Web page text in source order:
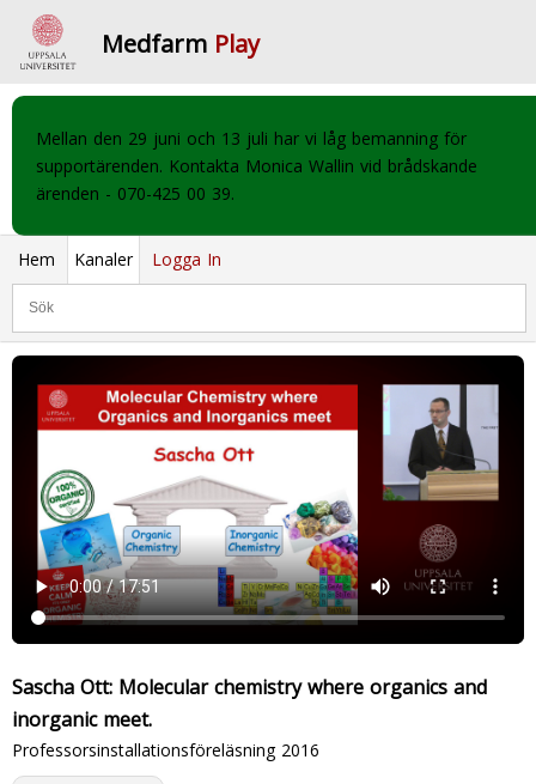
Medfarm Play
Mellan den 29 juni och 13 juli har vi låg bemanning för
supportärenden. Kontakta Monica Wallin vid brådskande
ärenden - 070-425 00 39.
Hem Kanaler Logga In
Sascha Ott: Molecular chemistry where organics and
inorganic meet.
Professorsinstallationsföreläsning 2016